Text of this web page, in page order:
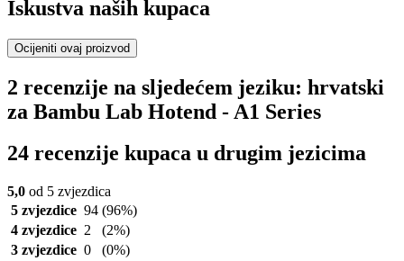
Iskustva naših kupaca
Ocijeniti ovaj proizvod
2 recenzije na sljedećem jeziku: hrvatski
za Bambu Lab Hotend - A1 Series
24 recenzije kupaca u drugim jezicima
5,0 od 5 zvjezdica
5 zvjezdice 94 (96%)
4 zvjezdice 2
(2%)
3 zvjezdice 0
(0%)